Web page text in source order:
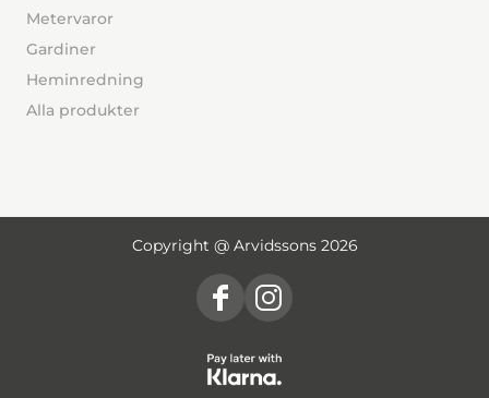
Metervaror
Gardiner
Heminredning
Alla produkter
Copyright @ Arvidssons 2026